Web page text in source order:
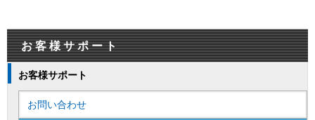
お客様サポート
お客様サポート
お問い合わせ